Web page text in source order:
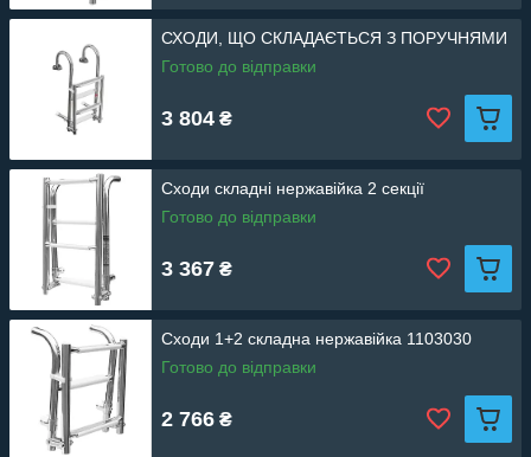
СХОДИ, ЩО СКЛАДАЄТЬСЯ З ПОРУЧНЯМИ
Готово до відправки
3 804 ₴
Сходи складні нержавійка 2 секції
Готово до відправки
3 367 ₴
Сходи 1+2 складна нержавійка 1103030
Готово до відправки
2 766 ₴